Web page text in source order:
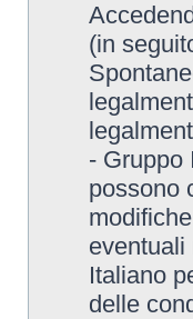
(in
- Gruppo
possono
eventuali
Italiano
delle